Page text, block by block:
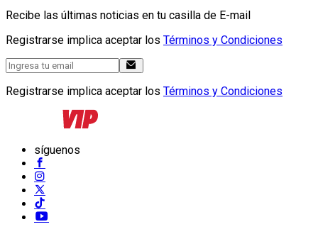
Recibe las últimas noticias en tu casilla de E-mail
Registrarse implica aceptar los Términos y Condiciones
Registrarse implica aceptar los Términos y Condiciones
síguenos